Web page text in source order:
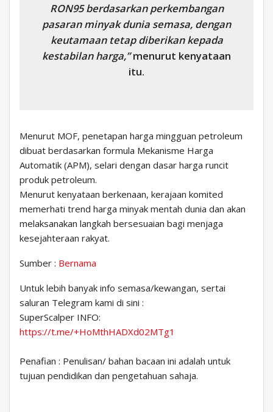
RON95 berdasarkan perkembangan
pasaran minyak dunia semasa, dengan
keutamaan tetap diberikan kepada
kestabilan harga,”menurut kenyataan
itu.
Menurut MOF, penetapan harga mingguan petroleum
dibuat berdasarkan formula Mekanisme Harga
Automatik (APM), selari dengan dasar harga runcit
produk petroleum.
Menurut kenyataan berkenaan, kerajaan komited
memerhati trend harga minyak mentah dunia dan akan
melaksanakan langkah bersesuaian bagi menjaga
kesejahteraan rakyat.
Sumber : Bernama
Untuk lebih banyak info semasa/kewangan, sertai
saluran Telegram kami di sini :
SuperScalper INFO:
https://t.me/+HoMthHADXd02MTg1
Penafian : Penulisan/ bahan bacaan ini adalah untuk
tujuan pendidikan dan pengetahuan sahaja.